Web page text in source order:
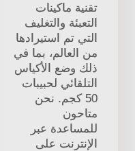
تقنية ماكينات
التعبئة والتغليف
التي تم استيرادها
من العالم، بما في
ذلك وضع الأكياس
التلقائي لحبيبات
50 كجم. نحن
متاحون
للمساعدة عبر
الإنترنت على